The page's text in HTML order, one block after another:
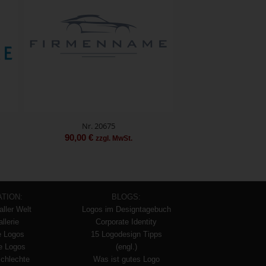
Nr. 20675
90,00€ zzgl. MwSt.
Welt
Logos
Logos
BLOGS:
Logos im Designtagebuch
Corporate Identity
15 Logodesign Tipps
(engl.)
Was ist gutes Logo